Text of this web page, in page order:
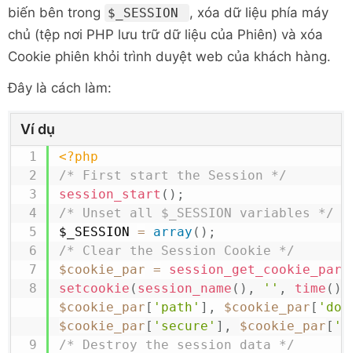
biến bên trong $_SESSION
, xóa dữ liệu phía máy
chủ (tệp nơi PHP lưu trữ dữ liệu của Phiên) và xóa
Cookie phiên khỏi trình duyệt web của khách hàng.
Đây là cách làm:
Ví dụ
<?php
/* First start the Session */
session_start ( ) ;
/* Unset all $_SESSION variables */
$_SESSION = array ( ) ;
/* Clear the Session Cookie */
$cookie_par =
setcookie ( session_name ( ) , '' , time ( )
$cookie_par [ 'path' ] , $cookie_par [
$cookie_par [ 'secure' ] , $cookie_par [
/* Destroy the session data */